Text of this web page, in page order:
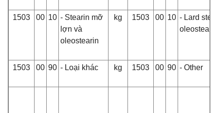
1503 00 10 - Stearin mỡ
lợn và
oleostearin
kg 1503 00 10 - Lard
oleostearin
1503 00 90 - Loại khác kg 1503 00 90 - Other